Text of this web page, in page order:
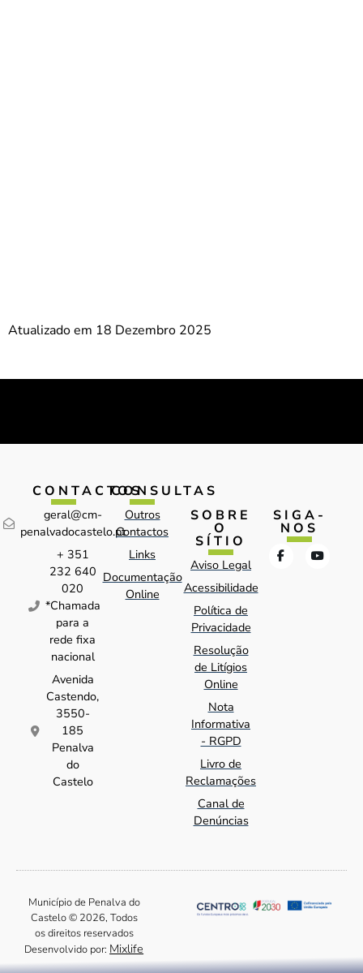
Atualizado em 18 Dezembro 2025
CONTACTOS
geral@cm-
penalvadocastelo.pt
+ 351
232 640
020
*Chamada
para a
rede fixa
nacional
Avenida
Castendo,
3550-
185
Penalva
do
Castelo
CONSULTAS
Outros
Contactos
Links
Documentação
Online
SOBRE
O
SÍTIO
Aviso Legal
Acessibilidade
Política de
Privacidade
Resolução
de Litígios
Online
Nota
Informativa
- RGPD
Livro de
Reclamações
Canal de
Denúncias
SIGA-
NOS
Município de Penalva do
Castelo © 2026, Todos
os direitos reservados
Desenvolvido por: Mixlife